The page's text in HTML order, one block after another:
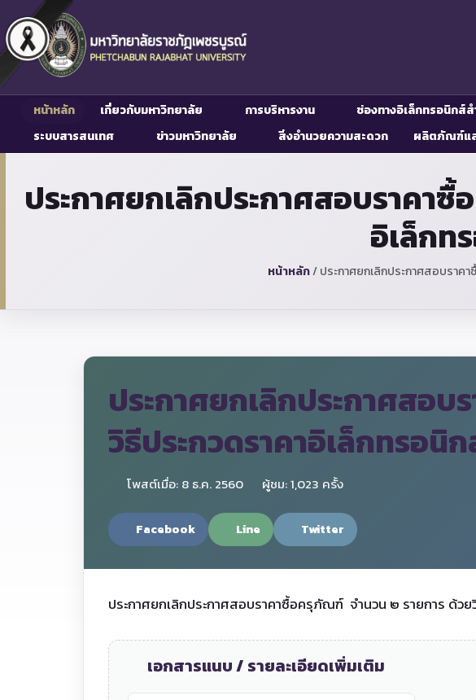
หน้าหลัก เกี่ยวกับมหาวิทยาลัย การบริหารงาน ช่องทางอิเล็กทรอนิกส์
ระบบสารสนเทศ
ข่าวมหาวิทยาลัย สิ่งอำนวยความสะดวก ผลิตภัณฑ์แล
ประกาศยกเลิกประกาศสอบราคา
อิเล็กท
หน้าหลัก/ประกาศยกเลิกประกาศสอบราค
ประกาศยกเลิกประกาศสอ
วิธีประกวดราคาอิเล็กทรอ
โพสต์เมื่อ: 8 ธ.ค. 2560 ผู้ชม: 1,023 ครั้ง
Facebook Line Twitter
ประกาศยกเลิกประกาศสอบราคาซื้อครุภัณฑ์ จำนวน ๒ รายการ ด้ว
เอกสารแนบ / รายละเอียดเพิ่มเติม